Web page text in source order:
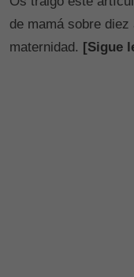
de mamá sobre
maternidad. [Sigue